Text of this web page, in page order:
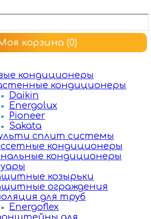
корзина (0)
кондиционеры
кондиционеры
Daikin
Energolux
Pioneer
Sakata
сплит системы
кондиционеры
кондиционеры
козырьки
ограждения
для труб
Energoflex
для